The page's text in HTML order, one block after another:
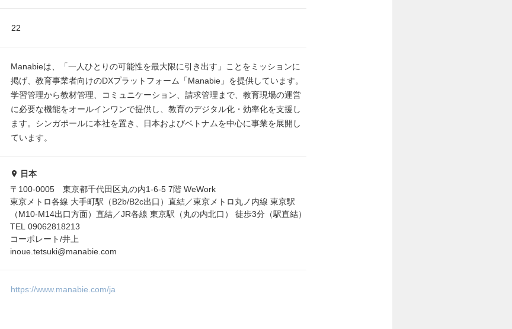
22
Manabieは、「一人ひとりの可能性を最大限に引き出す」ことをミッションに
掲げ、教育事業者向けのDXプラットフォーム「Manabie」を提供しています。
学習管理から教材管理、コミュニケーション、請求管理まで、教育現場の運営
に必要な機能をオールインワンで提供し、教育のデジタル化・効率化を支援し
ます。シンガポールに本社を置き、日本およびベトナムを中心に事業を展開し
ています。
日本
〒100-0005 東京都千代田区丸の内1-6-5 7階 WeWork
東京メトロ各線 大手町駅（B2b/B2c出口）直結／東京メトロ丸ノ内線 東京駅
（M10-M14出口方面）直結／JR各線 東京駅（丸の内北口） 徒歩3分（駅直結）
TEL 09062818213
コーポレート/井上
inoue.tetsuki@manabie.com
https://www.manabie.com/ja